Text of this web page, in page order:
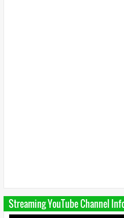
Streaming YouTube Channel